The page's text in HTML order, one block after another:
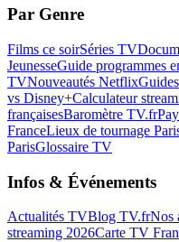
Par Genre
Films ce soirSéries TV
JeunesseGuide programmes
TVNouveautés Netflix
vs Disney+Calculateur
françaisesBaromètre TV.fr
FranceLieux de tournage
ParisGlossaire TV
Infos & Événements
Actualités TVBlog TV.frNos
streaming 2026Carte TV